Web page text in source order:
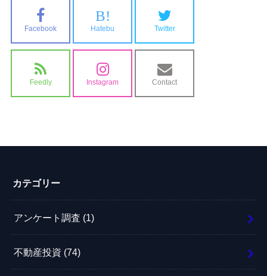
Facebook
B!
Hatebu Twitter
Feedly Instagram Contact
カテゴリー
アンケート調査 (1)
不動産投資 (74)